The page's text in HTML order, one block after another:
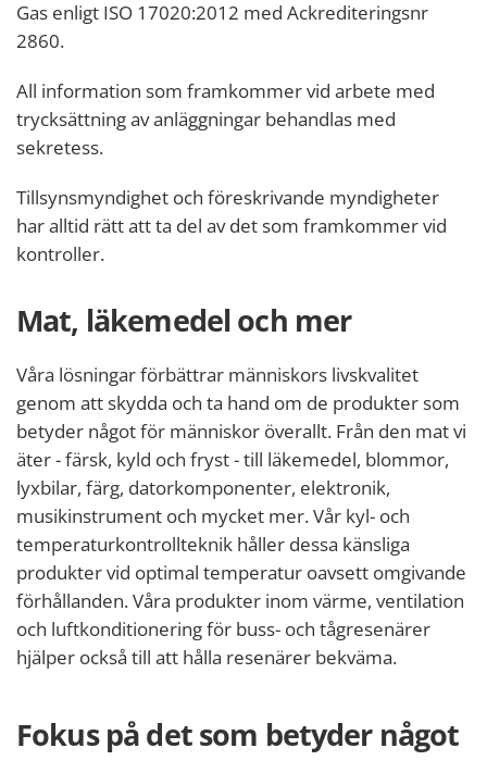
Gas enligt ISO 17020:2012 med Ackrediteringsnr
2860.
All information som framkommer vid arbete med
trycksättning av anläggningar behandlas med
sekretess.
Tillsynsmyndighet och föreskrivande myndigheter
har alltid rätt att ta del av det som framkommer vid
kontroller.
Mat, läkemedel och mer
Våra lösningar förbättrar människors livskvalitet
genom att skydda och ta hand om de produkter som
betyder något för människor överallt. Från den mat vi
äter - färsk, kyld och fryst - till läkemedel, blommor,
lyxbilar, färg, datorkomponenter, elektronik,
musikinstrument och mycket mer. Vår kyl- och
temperaturkontrollteknik håller dessa känsliga
produkter vid optimal temperatur oavsett omgivande
förhållanden. Våra produkter inom värme, ventilation
och luftkonditionering för buss- och tågresenärer
hjälper också till att hålla resenärer bekväma.
Fokus på det som betyder något